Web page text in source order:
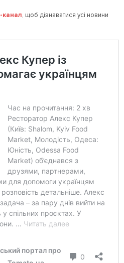
-канал, щоб дізнаватися усі новини